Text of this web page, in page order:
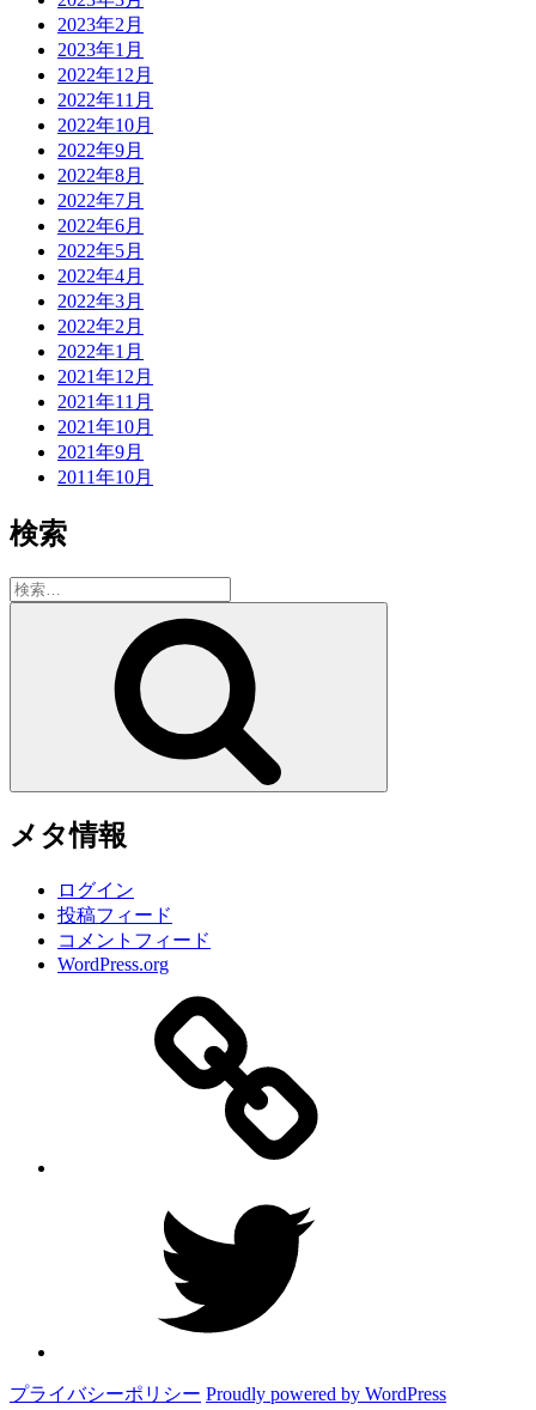
2023年2月
2023年1月
2022年12月
2022年11月
2022年10月
2022年9月
2022年8月
2022年7月
2022年6月
2022年5月
2022年4月
2022年3月
2022年2月
2022年1月
2021年12月
2021年11月
2021年10月
2021年9月
2011年10月
検索
検
索:
メタ情報
ログイン
投稿フィード
コメントフィード
WordPress.org
プライバシーポリシー Proudly powered by WordPress